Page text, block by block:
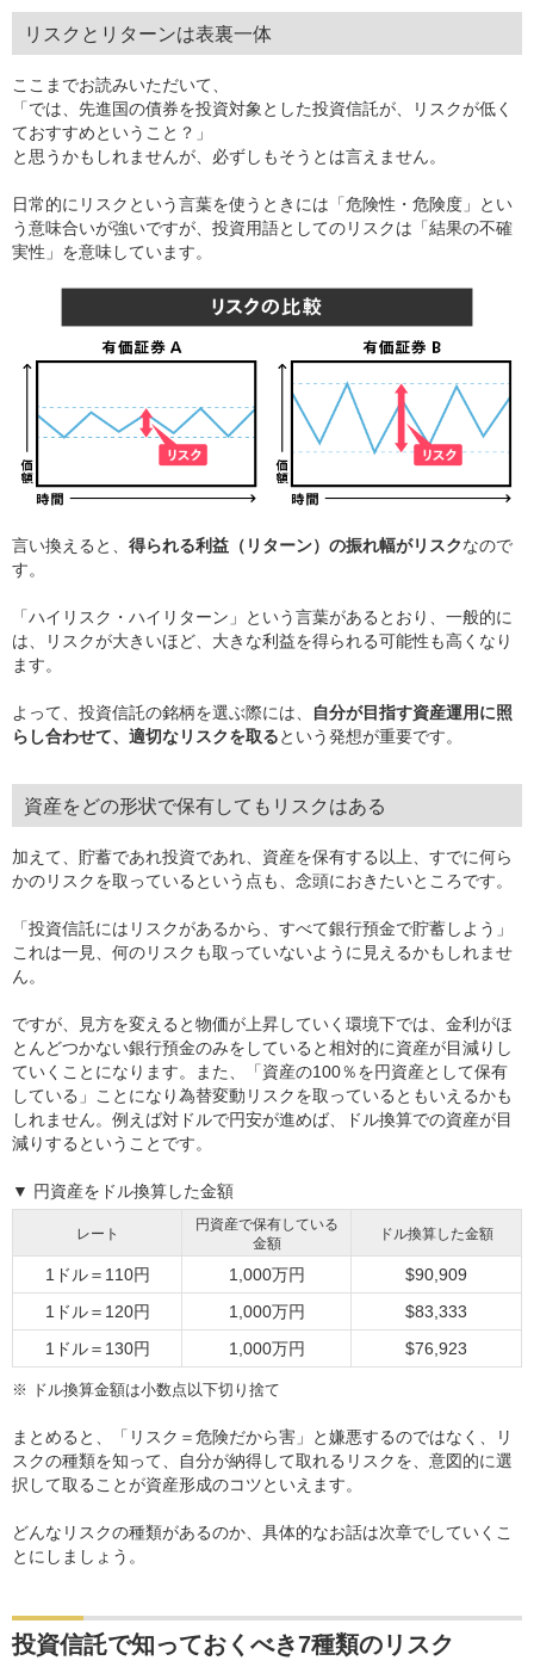
リスクとリターンは表裏一体
ここまでお読みいただいて、
「では、先進国の債券を投資対象とした投資信託が、リスクが低く
ておすすめということ？」
と思うかもしれませんが、必ずしもそうとは言えません。
日常的にリスクという言葉を使うときには「危険性・危険度」とい
う意味合いが強いですが、投資用語としてのリスクは「結果の不確
実性」を意味しています。
言い換えると、 得られる利益（リターン）の振れ幅がリスクなので
す。
「ハイリスク・ハイリターン」という言葉があるとおり、一般的に
は、リスクが大きいほど、大きな利益を得られる可能性も高くなり
ます。
よって、投資信託の銘柄を選ぶ際には、
自分が目指す資産運用に照
らし合わせて、適切なリスクを取るという発想が重要です。
資産をどの形状で保有してもリスクはある
加えて、貯蓄であれ投資であれ、資産を保有する以上、すでに何ら
かのリスクを取っているという点も、念頭におきたいところです。
「投資信託にはリスクがあるから、すべて銀行預金で貯蓄しよう」
これは一見、何のリスクも取っていないように見えるかもしれませ
ん。
ですが、見方を変えると物価が上昇していく環境下では、金利がほ
とんどつかない銀行預金のみをしていると相対的に資産が目減りし
ていくことになります。また、「資産の100％を円資産として保有
している」ことになり為替変動リスクを取っているともいえるかも
しれません。例えば対ドルで円安が進めば、ドル換算での資産が目
減りするということです。
▼ 円資産をドル換算した金額
レート
円資産で保有している
金額
ドル換算した金額
1ドル＝110円 1,000万円
$90,909
1ドル＝120円
1,000万円
$83,333
1ドル＝130円
1,000万円 $76,923
※ ドル換算金額は小数点以下切り捨て
まとめると、「リスク＝危険だから害」と嫌悪するのではなく、リ
スクの種類を知って、自分が納得して取れるリスクを、意図的に選
択して取ることが資産形成のコツといえます。
どんなリスクの種類があるのか、具体的なお話は次章でしていくこ
とにしましょう。
投資信託で知っておくべき7種類のリスク